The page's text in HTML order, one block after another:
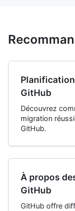
GitHub
Découvrez
migration
GitHub.
À propos
GitHub
GitHub offre